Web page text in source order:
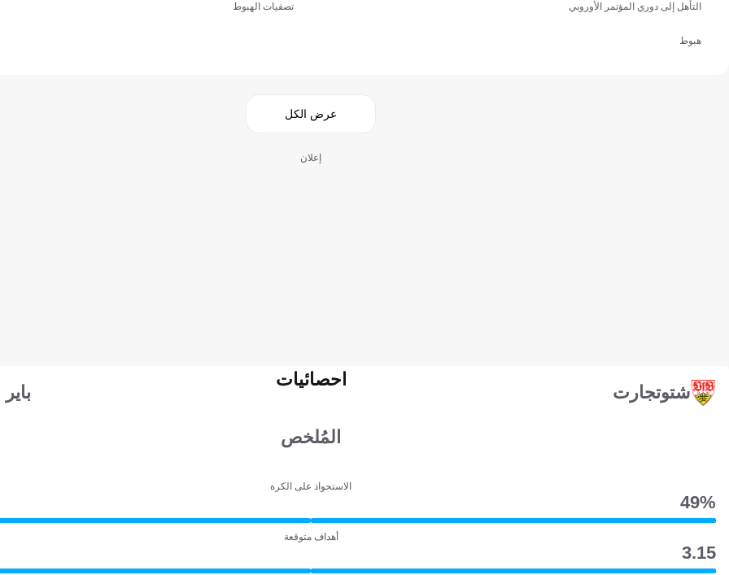
التأهل إلى دوري المؤتمر الأوروبي تصفيات الهبوط
هبوط
عرض الكل
إعلان
شتوتجارت
احصائيات
المُلخص
الاستحواذ على الكرة
49‎%‎
أهداف متوقعة
3.15